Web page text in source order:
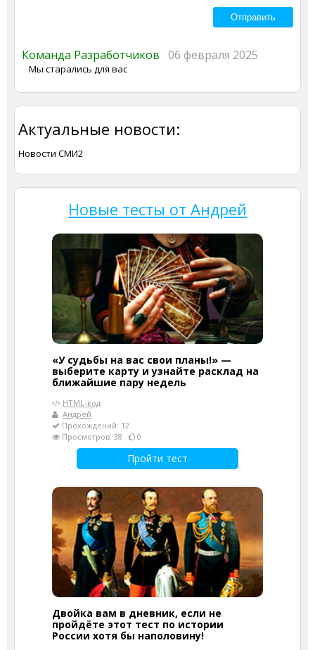
Команда Разработчиков 06 февраля 2025
Мы старались для вас
Актуальные новости:
Новости СМИ2
Новые тесты от Андрей
«У судьбы на вас свои планы!» —
выберите карту и узнайте расклад на
ближайшие пару недель
HTML-код
Андрей
Прохождений: 12
Просмотров: 38
0
Пройти тест
Двойка вам в дневник, если не
пройдёте этот тест по истории
России хотя бы наполовину!